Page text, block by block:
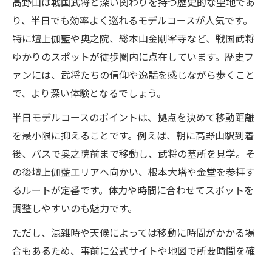
り、半日でも効率よく巡れるモデルコースが人気です。
特に壇上伽藍や奥之院、総本山金剛峯寺など、戦国武将
ゆかりのスポットが徒歩圏内に点在しています。歴史フ
ァンには、武将たちの信仰や逸話を感じながら歩くこと
で、より深い体験となるでしょう。
半日モデルコースのポイントは、拠点を決めて移動距離
を最小限に抑えることです。例えば、朝に高野山駅到着
後、バスで奥之院前まで移動し、武将の墓所を見学。そ
の後壇上伽藍エリアへ向かい、根本大塔や金堂を参拝す
るルートが定番です。体力や時間に合わせてスポットを
調整しやすいのも魅力です。
ただし、混雑時や天候によっては移動に時間がかかる場
合もあるため、事前に公式サイトや地図で所要時間を確